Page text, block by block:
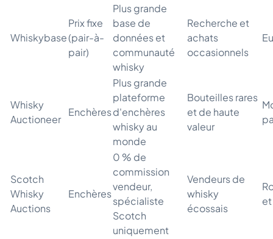
Whiskybase
Prix fixe
(pair-à-
pair)
Plus grande
base de
données et
communauté
whisky
Recherche et
achats
occasionnels
Whisky
Auctioneer
Enchères
Plus grande
plateforme
d'enchères
whisky au
monde
Bouteilles rares
et de haute
valeur
Scotch
Whisky
Auctions
Enchères
0 % de
commission
vendeur,
spécialiste
Scotch
uniquement
Vendeurs de
whisky
écossais